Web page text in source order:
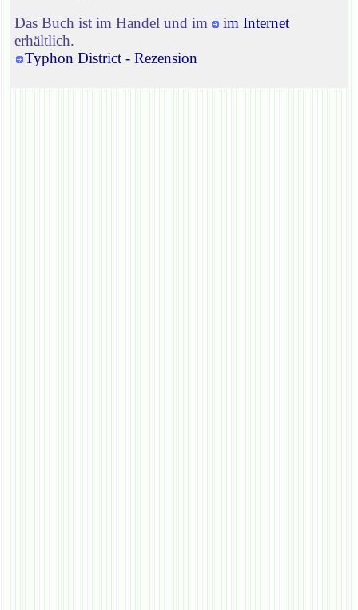
Das Buch ist im Handel und im
im Internet
erhältlich.
Typhon District - Rezension